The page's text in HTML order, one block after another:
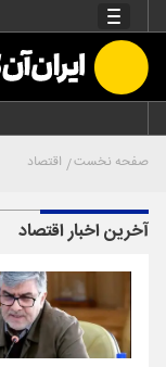
صفحه نخست اقتصاد
آخرین اخبار اقتصاد